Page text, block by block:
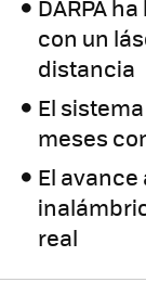
DARPA
con un
distancia
El
meses
El
real